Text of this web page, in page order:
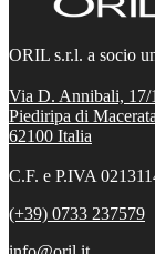
ORIL s.r.l. a socio
Via D. Annibali, 17/
Piediripa di
62100 Italia
C.F. e P.IVA
(+39) 0733 237579